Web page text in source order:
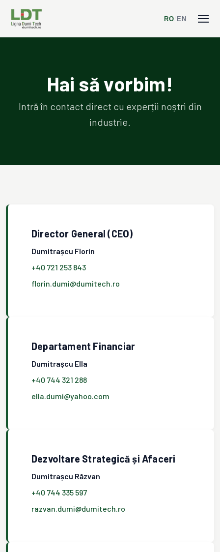
RO EN
Hai să vorbim!
Intră în contact direct cu experții noștri din
industrie.
Director General (CEO)
Dumitrașcu Florin
+40 721 253 843
florin.dumi@dumitech.ro
Departament Financiar
Dumitrașcu Ella
+40 744 321 288
ella.dumi@yahoo.com
Dezvoltare Strategică și Afaceri
Dumitrașcu Răzvan
+40 744 335 597
razvan.dumi@dumitech.ro